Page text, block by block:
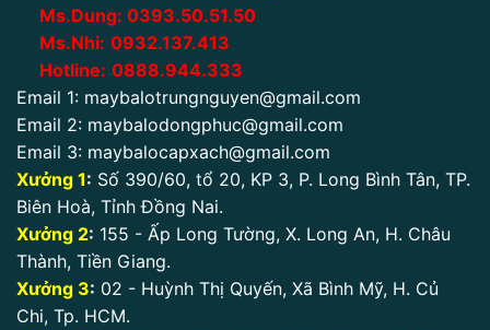
Ms.Dung: 0393.50.51.50
Ms.Nhi: 0932.137.413
Hotline: 0888.944.333
Email 1: maybalotrungnguyen@gmail.com
Email 2: maybalodongphuc@gmail.com
Email 3: maybalocapxach@gmail.com
Xưởng 1: Số 390/60, tổ 20, KP 3, P. Long Bình Tân, TP.
Biên Hoà, Tỉnh Đồng Nai.
Xưởng 2: 155 - Ấp Long Tường, X. Long An, H. Châu
Thành, Tiền Giang.
Xưởng 3: 02 - Huỳnh Thị Quyến, Xã Bình Mỹ, H. Củ
Chi, Tp. HCM.